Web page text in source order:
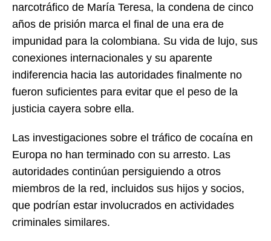
narcotráfico de María Teresa, la condena de cinco
años de prisión marca el final de una era de
impunidad para la colombiana. Su vida de lujo, sus
conexiones internacionales y su aparente
indiferencia hacia las autoridades finalmente no
fueron suficientes para evitar que el peso de la
justicia cayera sobre ella.
Las investigaciones sobre el tráfico de cocaína en
Europa no han terminado con su arresto. Las
autoridades continúan persiguiendo a otros
miembros de la red, incluidos sus hijos y socios,
que podrían estar involucrados en actividades
criminales similares.